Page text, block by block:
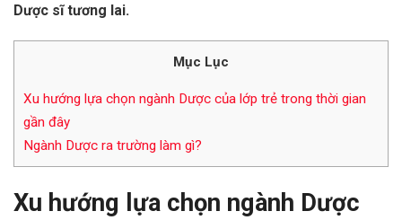
Dược sĩ tương lai.
Mục Lục
Xu hướng lựa chọn ngành Dược của lớp trẻ trong thời gian
gần đây
Ngành Dược ra trường làm gì?
Xu hướng lựa chọn ngành Dược